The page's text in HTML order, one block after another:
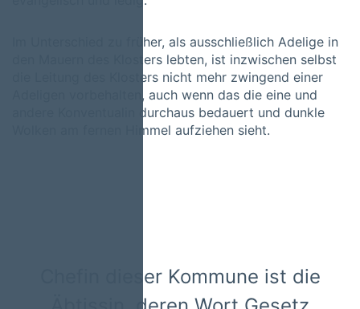
Im Unterschied zu früher, als ausschließlich Adelige in
den Mauern des Klosters lebten, ist inzwischen selbst
die Leitung des Klosters nicht mehr zwingend einer
Adeligen vorbehalten, auch wenn das die eine und
andere Konventualin durchaus bedauert und dunkle
Wolken am fernen Himmel aufziehen sieht.
Chefin dieser Kommune ist die